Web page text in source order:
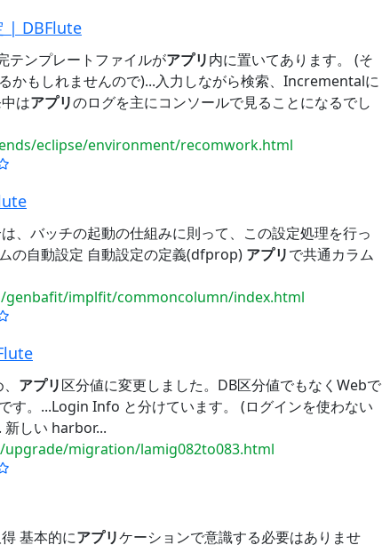
| DBFlute
テンプレートファイルがアプリ内に置いてあります。 (そ
かもしれませんので)...入力しながら検索、Incrementalに
はアプリのログを主にコンソールで見ることになるでし
eclipse/environment/recomwork.html
、バッチの起動の仕組みに則って、この設定処理を行っ
の自動設定 自動設定の定義(dfprop) アプリで共通カラム
implfit/commoncolumn/index.html
アプリ区分値に変更しました。DB区分値でもなくWebで
す。...Login Info と分けています。 (ログインを使わない
新しい harbor...
migration/lamig082to083.html
基本的にアプリケーションで意識する必要はありませ